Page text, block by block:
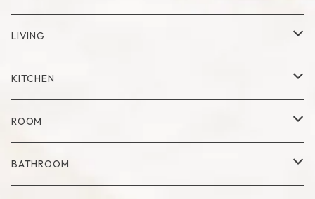
Cup
Mug
Glass
Plate
Set
Milk Pitcher
LIVING
Vase
Dry Flower Vase
Tray
Fabric Poster
KITCHEN
Kitchen Tool
Tea Pot
ROOM
Blanket
BATHROOM